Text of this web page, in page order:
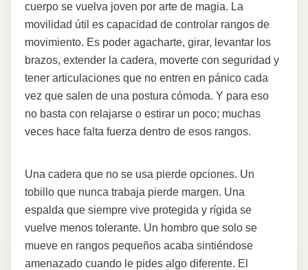
cuerpo se vuelva joven por arte de magia. La
movilidad útil es capacidad de controlar rangos de
movimiento. Es poder agacharte, girar, levantar los
brazos, extender la cadera, moverte con seguridad y
tener articulaciones que no entren en pánico cada
vez que salen de una postura cómoda. Y para eso
no basta con relajarse o estirar un poco; muchas
veces hace falta fuerza dentro de esos rangos.
Una cadera que no se usa pierde opciones. Un
tobillo que nunca trabaja pierde margen. Una
espalda que siempre vive protegida y rígida se
vuelve menos tolerante. Un hombro que solo se
mueve en rangos pequeños acaba sintiéndose
amenazado cuando le pides algo diferente. El